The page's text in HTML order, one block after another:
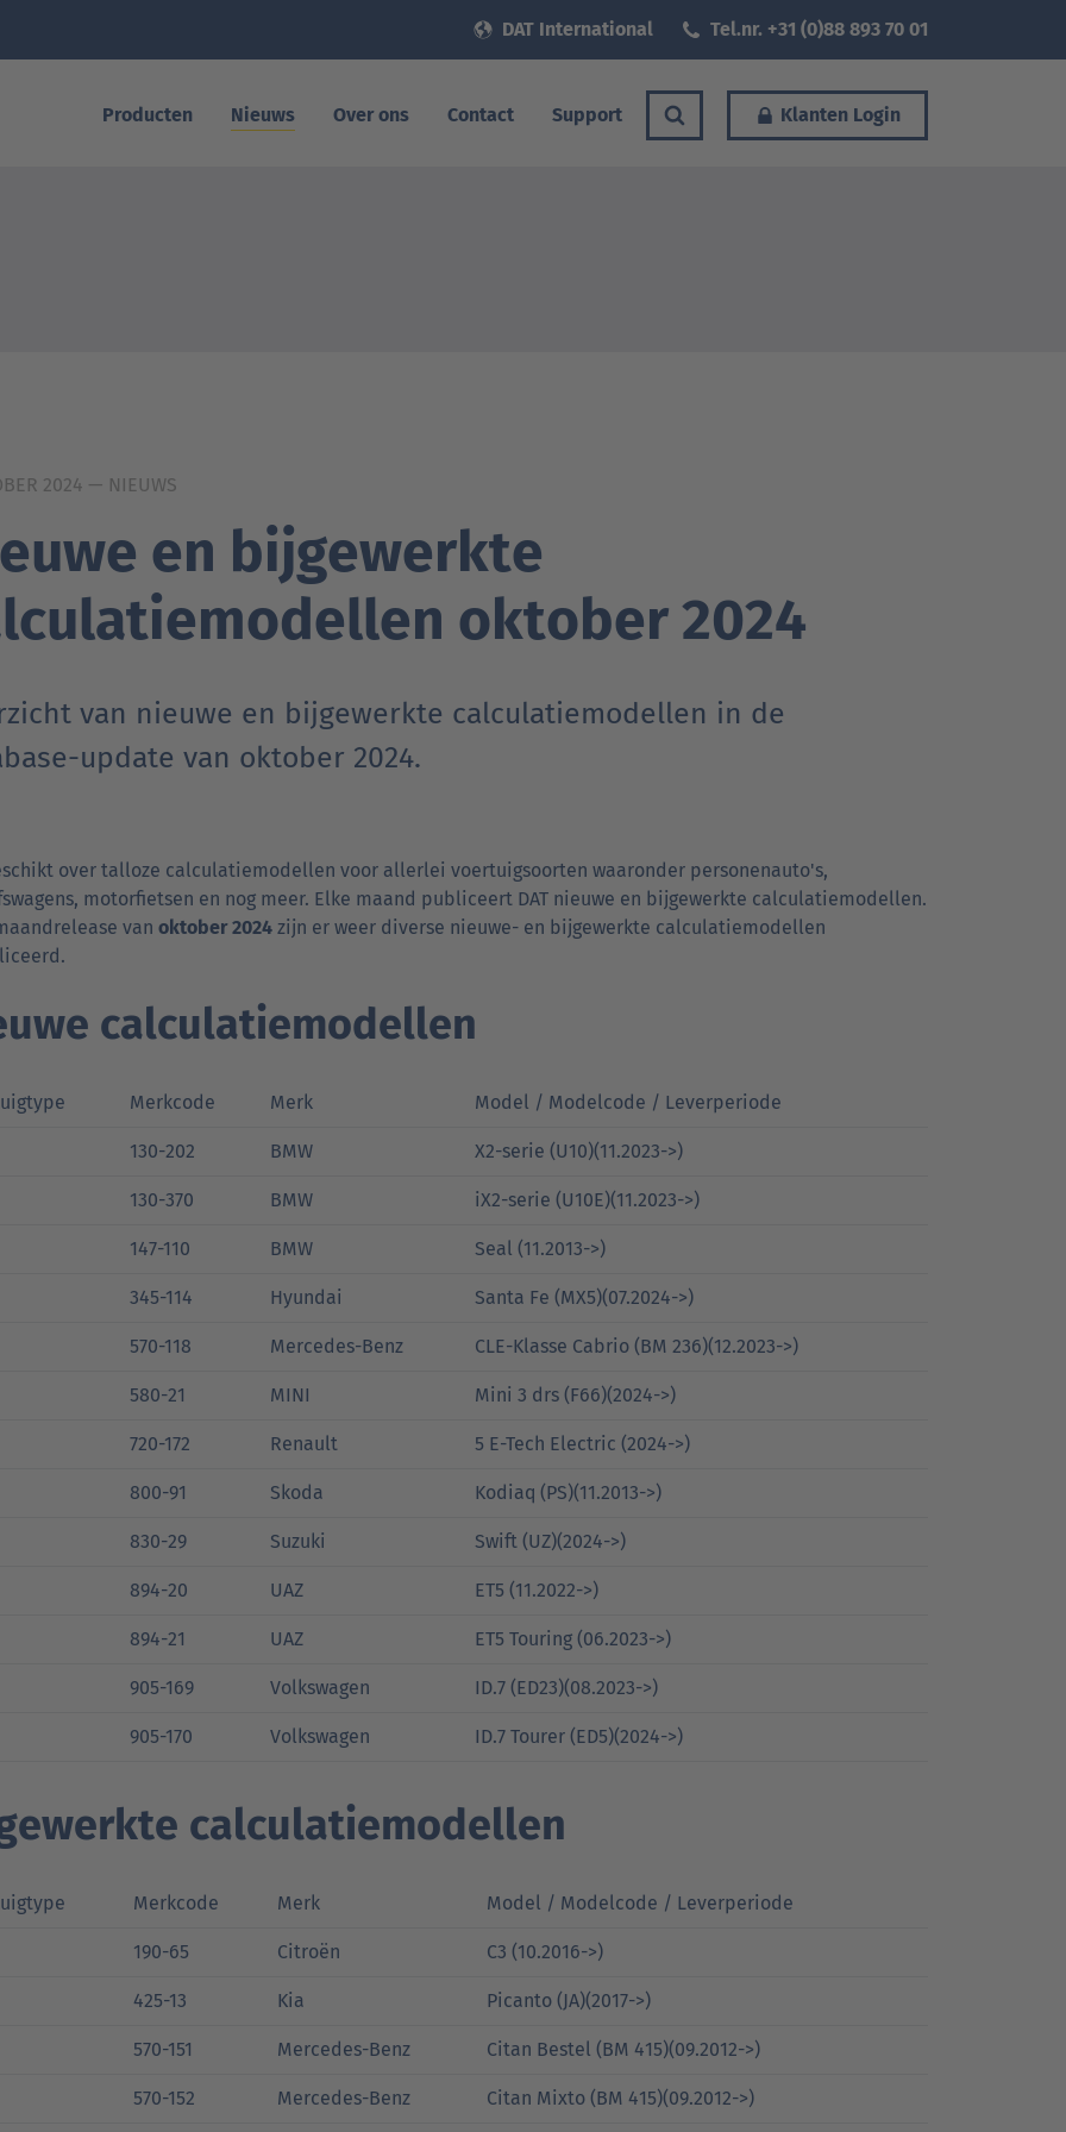
DAT International Tel.nr. +31 (0)88 893 70 01
Producten Nieuws Over ons Contact Support Klanten Login
2024 — NIEUWS
en bijgewerkte
oktober 2024
van nieuwe en bijgewerkte calculatiemodellen in de
update van oktober 2024.
over talloze calculatiemodellen voor allerlei voertuigsoorten waaronder personenauto's,
motorfietsen en nog meer. Elke maand publiceert DAT nieuwe en bijgewerkte calculatiemodellen.
van oktober 2024 zijn er weer diverse nieuwe- en bijgewerkte calculatiemodellen
calculatiemodellen
Merkcode Merk Model / Modelcode / Leverperiode
130-202 BMW X2-serie (U10)(11.2023->)
130-370 BMW iX2-serie (U10E)(11.2023->)
147-110 BMW Seal (11.2013->)
345-114 Hyundai Santa Fe (MX5)(07.2024->)
570-118 Mercedes-Benz CLE-Klasse Cabrio (BM 236)(12.2023->)
580-21 MINI Mini 3 drs (F66)(2024->)
720-172 Renault 5 E-Tech Electric (2024->)
800-91 Skoda Kodiaq (PS)(11.2013->)
830-29 Suzuki Swift (UZ)(2024->)
894-20 UAZ ET5 (11.2022->)
894-21 UAZ ET5 Touring (06.2023->)
905-169 Volkswagen ID.7 (ED23)(08.2023->)
905-170 Volkswagen ID.7 Tourer (ED5)(2024->)
calculatiemodellen
Merkcode Merk Model / Modelcode / Leverperiode
190-65 Citroën C3 (10.2016->)
425-13 Kia Picanto (JA)(2017->)
570-151 Mercedes-Benz Citan Bestel (BM 415)(09.2012->)
570-152 Mercedes-Benz Citan Mixto (BM 415)(09.2012->)